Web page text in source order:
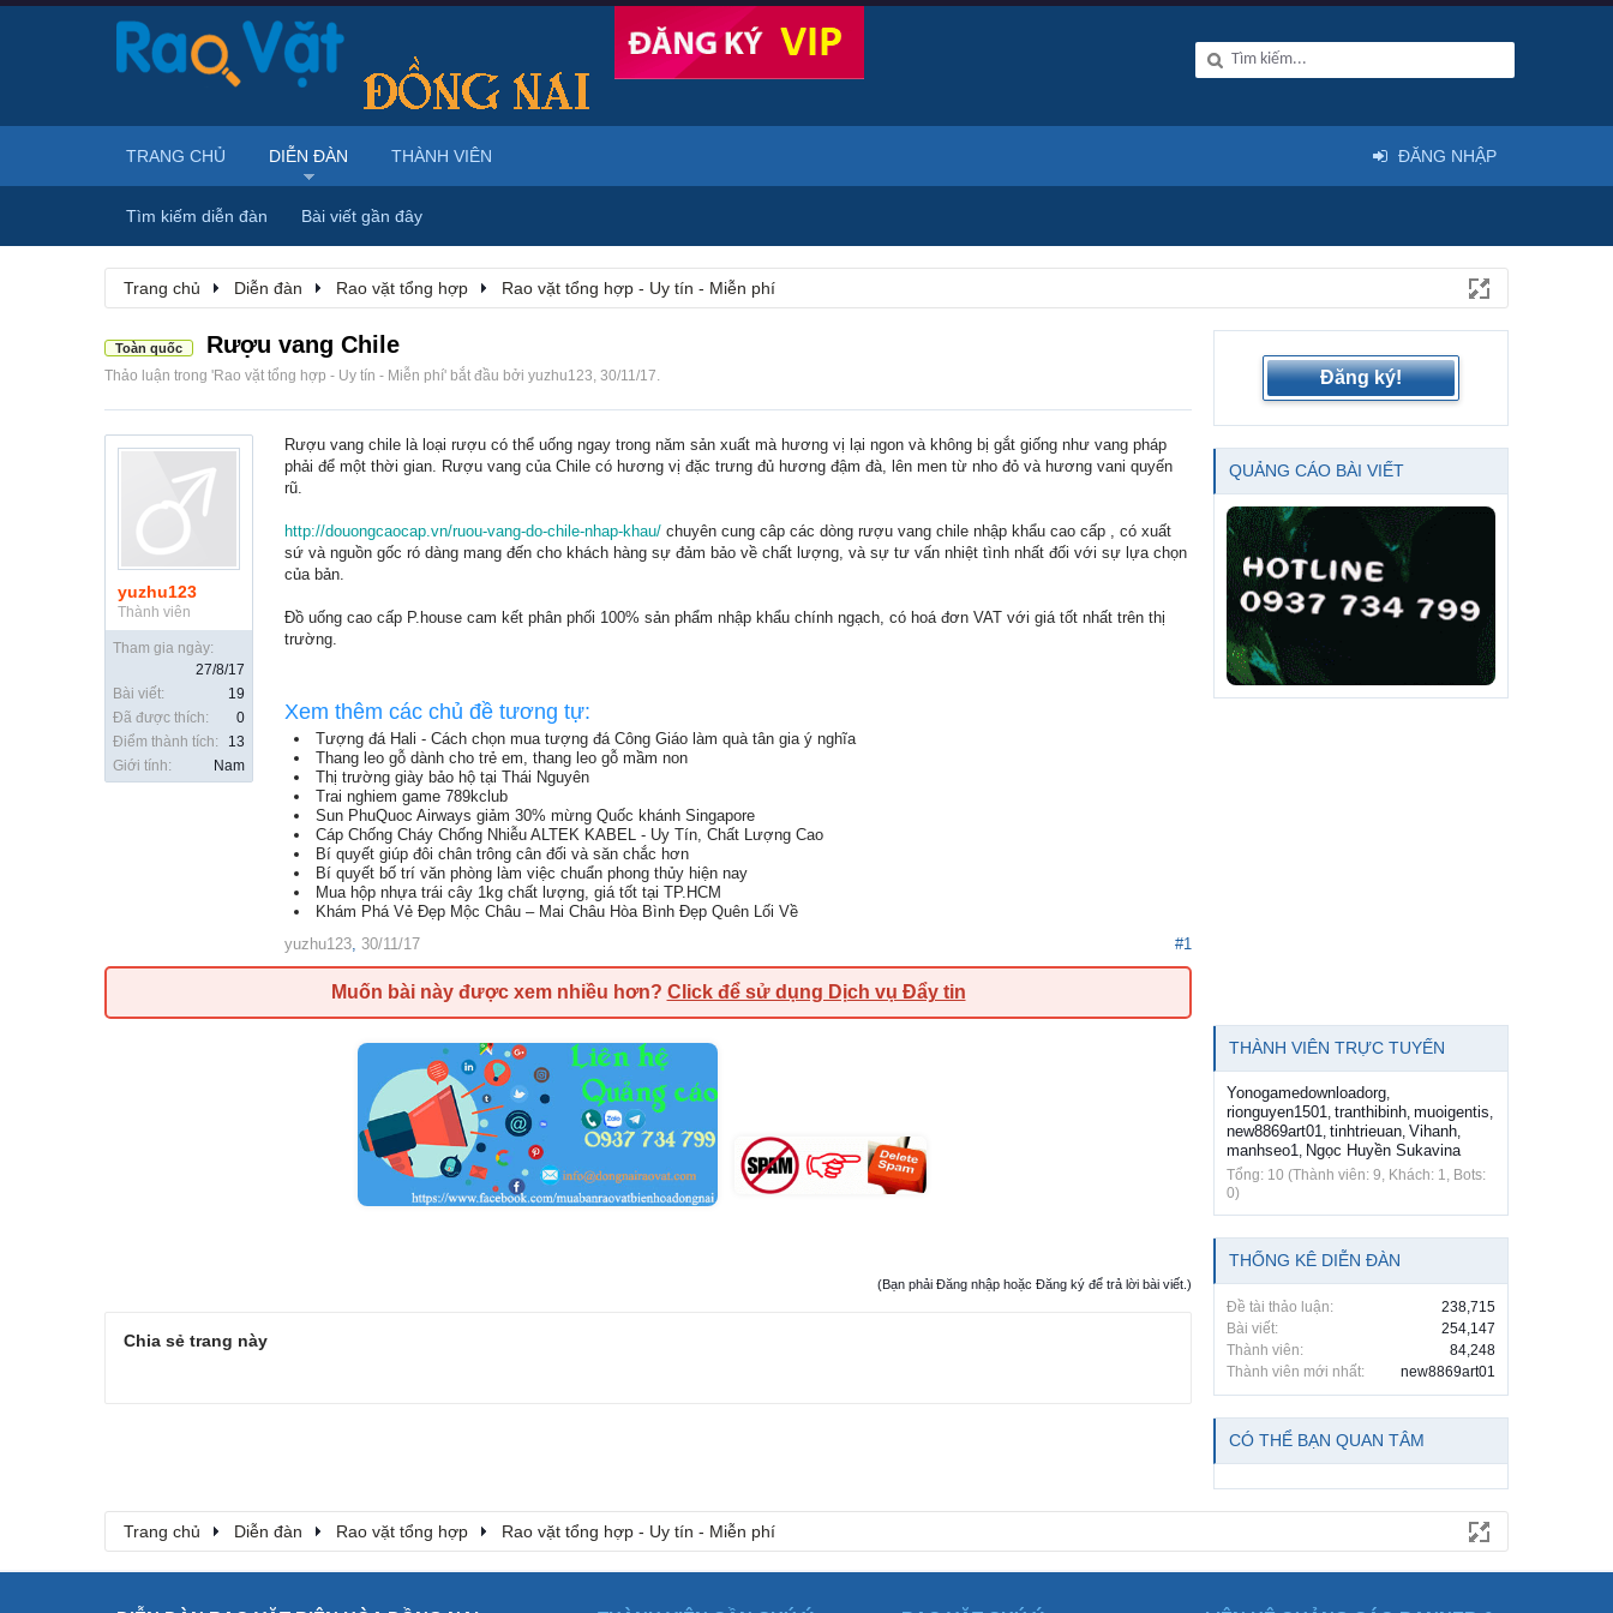
Trang chủ Diễn đàn Rao vặt tổng hợp Rao vặt tổng hợp - Uy tín - Miễn phí
Toàn quốc Rượu vang Chile
Thảo luận trong 'Rao vặt tổng hợp - Uy tín - Miễn phí' bắt đầu bởi yuzhu123, 30/11/17.
yuzhu123
Thành viên
Tham gia ngày:
27/8/17
Bài viết:
19
Đã được thích:
0
Điểm thành tích:
13
Giới tính:
Nam
Rượu vang chile là loại rượu có thể uống ngay trong năm sản xuất mà hương vị lại ngon và không bị gắt giống như vang pháp
phải để một thời gian. Rượu vang của Chile có hương vị đặc trưng đủ hương đậm đà, lên men từ nho đỏ và hương vani quyến
rũ.
http://douongcaocap.vn/ruou-vang-do-chile-nhap-khau/ chuyên cung câp các dòng rượu vang chile nhập khẩu cao cấp , có xuất
sứ và nguồn gốc ró dàng mang đến cho khách hàng sự đảm bảo về chất lượng, và sự tư vấn nhiệt tình nhất đối với sự lựa chọn
của bản.
Đồ uống cao cấp P.house cam kết phân phối 100% sản phẩm nhập khẩu chính ngạch, có hoá đơn VAT với giá tốt nhất trên thị
trường.
Xem thêm các chủ đề tương tự:
Tượng đá Hali - Cách chọn mua tượng đá Công Giáo làm quà tân gia ý nghĩa
Thang leo gỗ dành cho trẻ em, thang leo gỗ mầm non
Thị trường giày bảo hộ tại Thái Nguyên
Trai nghiem game 789kclub
Sun PhuQuoc Airways giảm 30% mừng Quốc khánh Singapore
Cáp Chống Cháy Chống Nhiễu ALTEK KABEL - Uy Tín, Chất Lượng Cao
Bí quyết giúp đôi chân trông cân đối và săn chắc hơn
Bí quyết bố trí văn phòng làm việc chuẩn phong thủy hiện nay
Mua hộp nhựa trái cây 1kg chất lượng, giá tốt tại TP.HCM
Khám Phá Vẻ Đẹp Mộc Châu – Mai Châu Hòa Bình Đẹp Quên Lối Về
yuzhu123, 30/11/17 #1
Muốn bài này được xem nhiều hơn? Click để sử dụng Dịch vụ Đẩy tin
(Bạn phải Đăng nhập hoặc Đăng ký để trả lời bài viết.)
Chia sẻ trang này
Đăng ký!
QUẢNG CÁO BÀI VIẾT
THÀNH VIÊN TRỰC TUYẾN
Yonogamedownloadorg,
rionguyen1501, tranthibinh, muoigentis,
new8869art01, tinhtrieuan, Vihanh,
manhseo1, Ngọc Huyền Sukavina
Tổng: 10 (Thành viên: 9, Khách: 1, Bots:
0)
THỐNG KÊ DIỄN ĐÀN
Đề tài thảo luận:
238,715
Bài viết:
254,147
Thành viên:
84,248
Thành viên mới nhất:
new8869art01
CÓ THỂ BẠN QUAN TÂM
Trang chủ Diễn đàn Rao vặt tổng hợp Rao vặt tổng hợp - Uy tín - Miễn phí
TRANG CHỦ DIỄN ĐÀN
Tìm kiếm diễn đàn Bài viết gần đây
THÀNH VIÊN ĐĂNG NHẬP